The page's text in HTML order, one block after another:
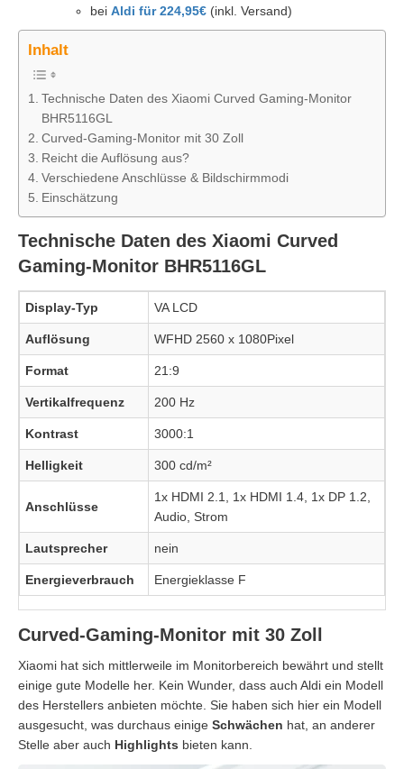
bei Aldi für 224,95€ (inkl. Versand)
Inhalt
Technische Daten des Xiaomi Curved Gaming-Monitor
BHR5116GL
Curved-Gaming-Monitor mit 30 Zoll
Reicht die Auflösung aus?
Verschiedene Anschlüsse & Bildschirmmodi
Einschätzung
Technische Daten des Xiaomi Curved
Gaming-Monitor BHR5116GL
Display-Typ VA LCD
Auflösung WFHD 2560 x 1080Pixel
Format 21:9
Vertikalfrequenz 200 Hz
Kontrast 3000:1
Helligkeit 300 cd/m²
Anschlüsse
1x HDMI 2.1, 1x HDMI 1.4, 1x DP 1.2,
Audio, Strom
Lautsprecher nein
Energieverbrauch Energieklasse F
Curved-Gaming-Monitor mit 30 Zoll
Xiaomi hat sich mittlerweile im Monitorbereich bewährt und stellt
einige gute Modelle her. Kein Wunder, dass auch Aldi ein Modell
des Herstellers anbieten möchte. Sie haben sich hier ein Modell
ausgesucht, was durchaus einige Schwächen hat, an anderer
Stelle aber auch Highlights bieten kann.